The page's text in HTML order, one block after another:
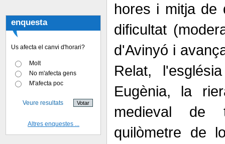
enquesta
Us afecta el canvi d'horari?
Molt
No m'afecta gens
M'afecta poc
Veure resultats
Altres enquestes ...
hores i mitja de
dificultat
d'Avinyó i
Relat,
Eugènia, la
medieval de
quilòmetre de